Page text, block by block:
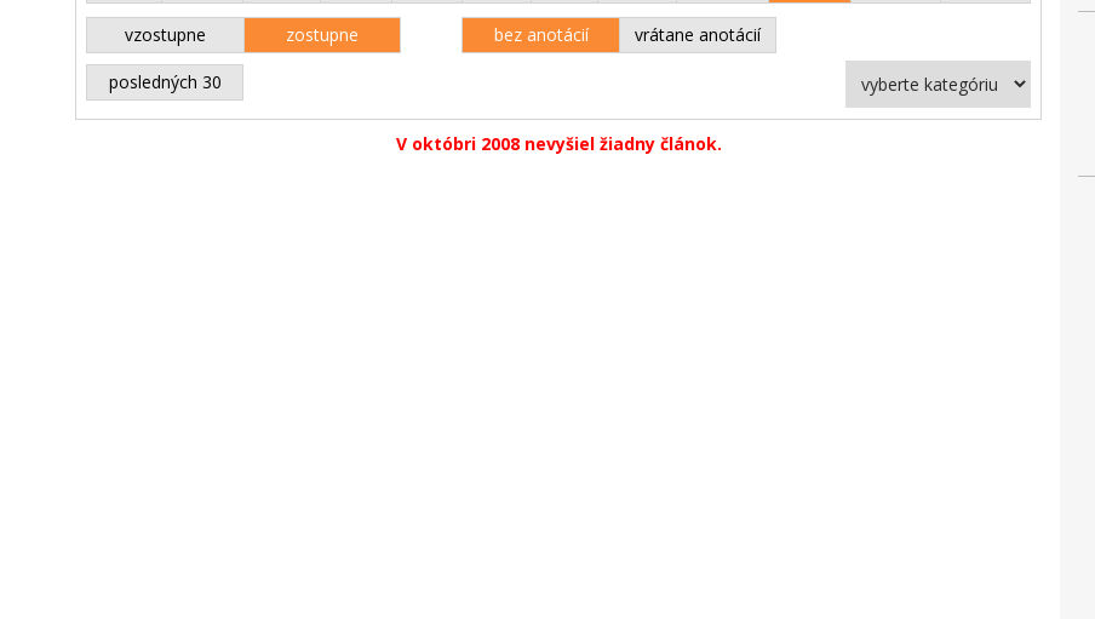
vzostupne zostupne bez anotácií vrátane anotácií
posledných 30
V októbri 2008 nevyšiel žiadny článok.